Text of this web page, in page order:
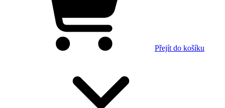
Přejít do košíku